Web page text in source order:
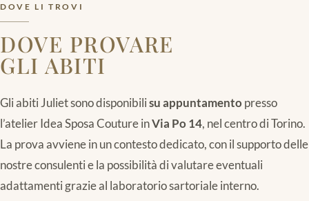
DOVE LI TROVI
DOVE PROVARE
GLI ABITI
Gli abiti Juliet sono disponibilisu appuntamento presso
l’atelier Idea Sposa Couture inVia Po 14, nel centro di Torino.
La prova avviene in un contesto dedicato, con il supporto delle
nostre consulenti e la possibilità di valutare eventuali
adattamenti grazie al laboratorio sartoriale interno.